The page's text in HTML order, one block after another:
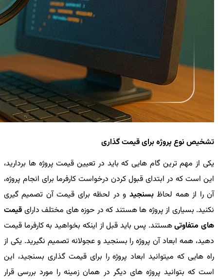
تشخیص نوع پروژه برای قیمت گذاری
یکی از مهم ترین گام هایی که باید در تعیین قیمت پروژه ها بردارید،
این است که در ابتدای قبول کردن درخواست کارفرما برای انجام پروژه،
آن را از همه لحاظبسنجید و در لحظه برای قیمت آن تصمیم گیری
نکنید. بسیاری از پروژه ها هستند که در حوزه های مختلف دارای قیمت
های متفاوتیهستند. پس باید قبل از اینکه بخواهید به کارفرما قیمت
دهید، همه ابعاد آن پروژه را بسنجید و عجولانه تصمیم نگیرید. یکی از
راه هایی که میتوانید ابعاد پروژه را برای قیمت گذاری بسنجید، این
است که بتوانید پروژه های دیگر در همان زمینه را مورد بررسی قرار